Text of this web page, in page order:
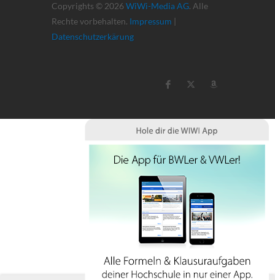
Copyrights © 2026 WiWi-Media AG. Alle
Rechte vorbehalten. Impressum |
Datenschutzerkärung